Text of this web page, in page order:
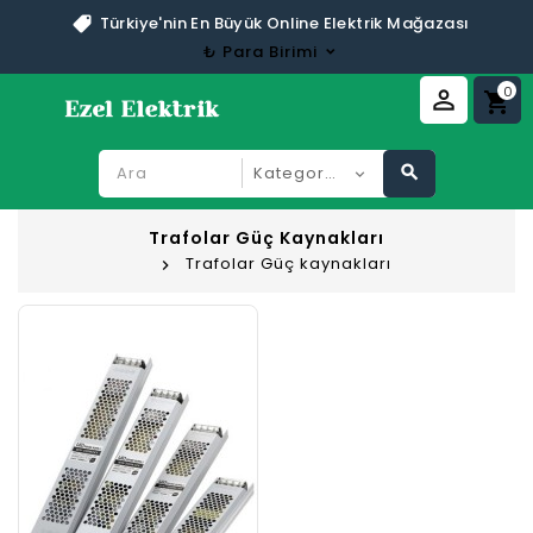
Türkiye'nin En Büyük Online Elektrik Mağazası
₺ Para Birimi
search
perm_identity shopping_cart
0
Trafolar Güç Kaynakları
Trafolar Güç kaynakları